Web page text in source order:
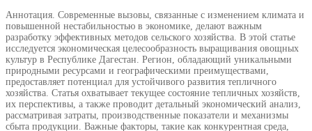
Аннотация. Современные вызовы, связанные с изменением климата и
повышенной нестабильностью в экономике, делают важным
разработку эффективных методов сельского хозяйства. В этой статье
исследуется экономическая целесообразность выращивания овощных
культур в Республике Дагестан. Регион, обладающий уникальными
природными ресурсами и географическими преимуществами,
предоставляет потенциал для устойчивого развития тепличного
хозяйства. Статья охватывает текущее состояние тепличных хозяйств,
их перспективы, а также проводит детальный экономический анализ,
рассматривая затраты, производственные показатели и механизмы
сбыта продукции. Важные факторы, такие как конкурентная среда,